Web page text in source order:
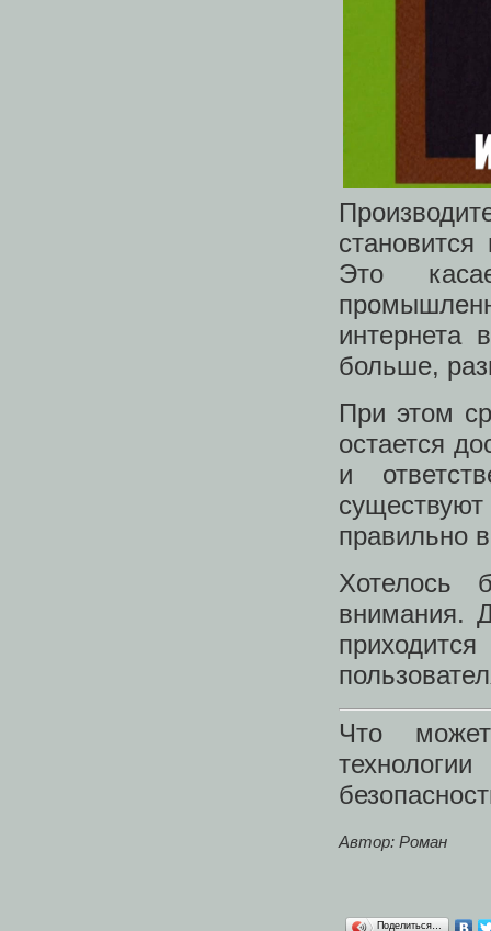
Это
интернета
больше,
При этом
остается
и
правильно
Хотелось
внимания.
Что
Автор: Роман
Поделиться…